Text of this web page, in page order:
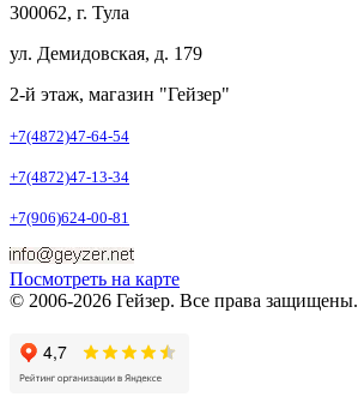
300062, г. Тула
ул. Демидовская, д. 179
2-й этаж, магазин "Гейзер"
+7(4872)47-64-54
+7(4872)47-13-34
+7(906)624-00-81
Посмотреть на карте
© 2006-2026 Гейзер. Все права защищены.